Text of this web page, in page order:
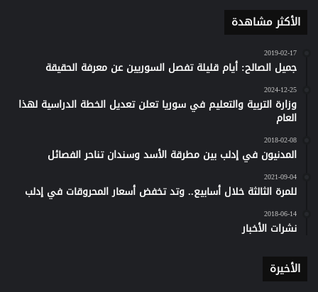
الأكثر مشاهدة
2019-02-17
جميل الصالح: أيام قليلة تفصل السوريين عن معرفة الحقيقة
2024-12-25
وزارة التربية والتعليم في سوريا تعلن تعديل الخطة الدراسية لهذا
العام
2018-02-08
المدنيون في إدلب بين مطرقة الأسد وسندان تناحر الفصائل
2021-09-04
للمرة الثالثة خلال أسابيع.. وتد تخفض أسعار المحروقات في إدلب
2018-06-14
نشرات الأخبار
الأخيرة